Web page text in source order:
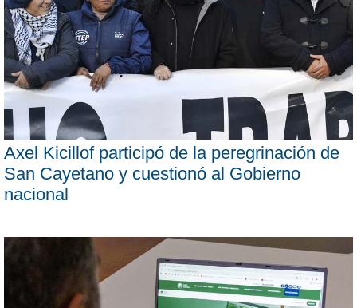
Axel Kicillof participó de la peregrinación de
San Cayetano y cuestionó al Gobierno
nacional